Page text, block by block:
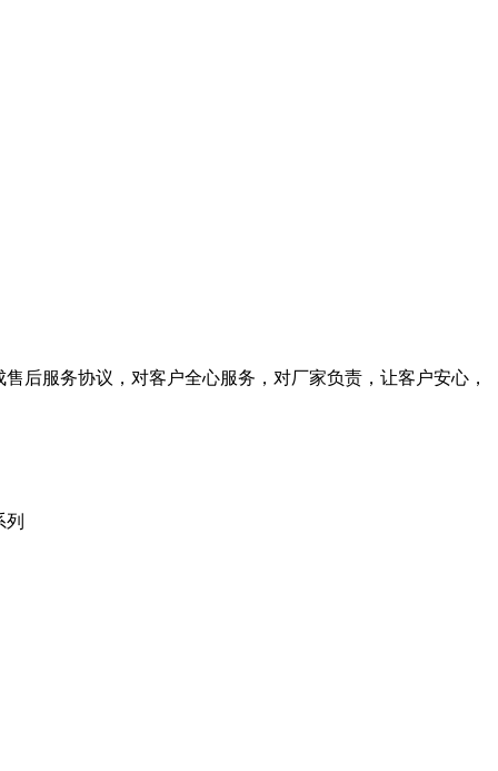
后服务协议，对客户全心服务，对厂家负责，让客户安心，
列